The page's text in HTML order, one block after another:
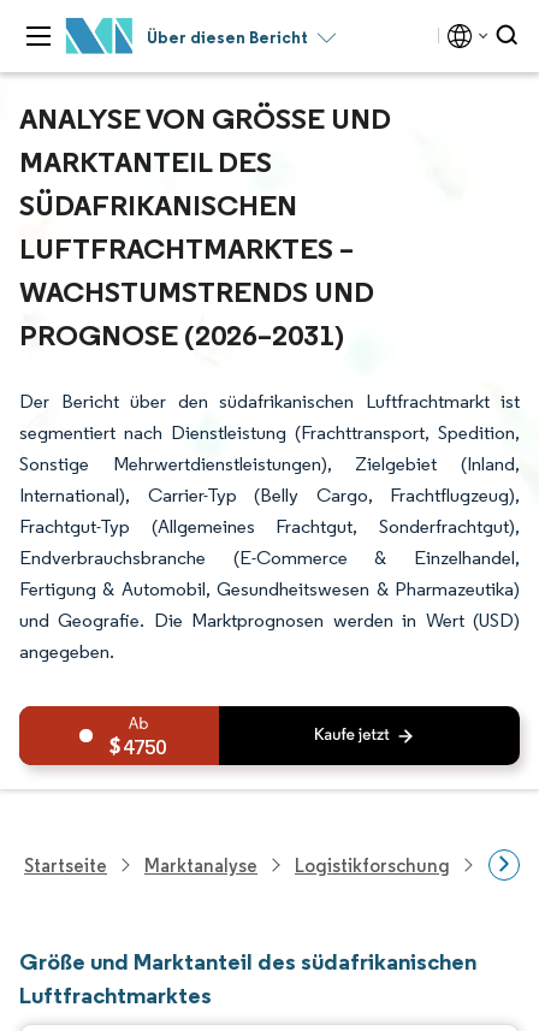
Über diesen Bericht
ANALYSE VON GRÖSSE UND M
ARKTANTEIL DES S
ÜDAFRIKANISCHEN L
UFTFRACHTMARKTES – W
ACHSTUMSTRENDS UND P
ROGNOSE (2026–2031)
Der Bericht über den südafrikanischen Luftfrachtmarkt ist
segmentiert nach Dienstleistung (Frachttransport, Spedition,
Sonstige Mehrwertdienstleistungen), Zielgebiet (Inland,
International), Carrier-Typ (Belly Cargo, Frachtflugzeug),
Frachtgut-Typ (Allgemeines Frachtgut, Sonderfrachtgut),
Endverbrauchsbranche (E-Commerce & Einzelhandel,
Fertigung & Automobil, Gesundheitswesen & Pharmazeutika)
und Geografie. Die Marktprognosen werden in Wert (USD)
angegeben.
4750
Startseite Marktanalyse Logistikforschung
Größe und Marktanteil des südafrikanischen
Luftfrachtmarktes